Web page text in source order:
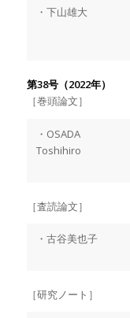
・下山雄大
第38号（2022年）
［巻頭論文］
・OSADA
Toshihiro
［査読論文］
・古谷美也子
［研究ノート］